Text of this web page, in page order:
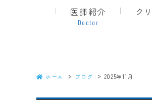
医師紹介
Doctor
ク
ホーム ブログ 2025年11月